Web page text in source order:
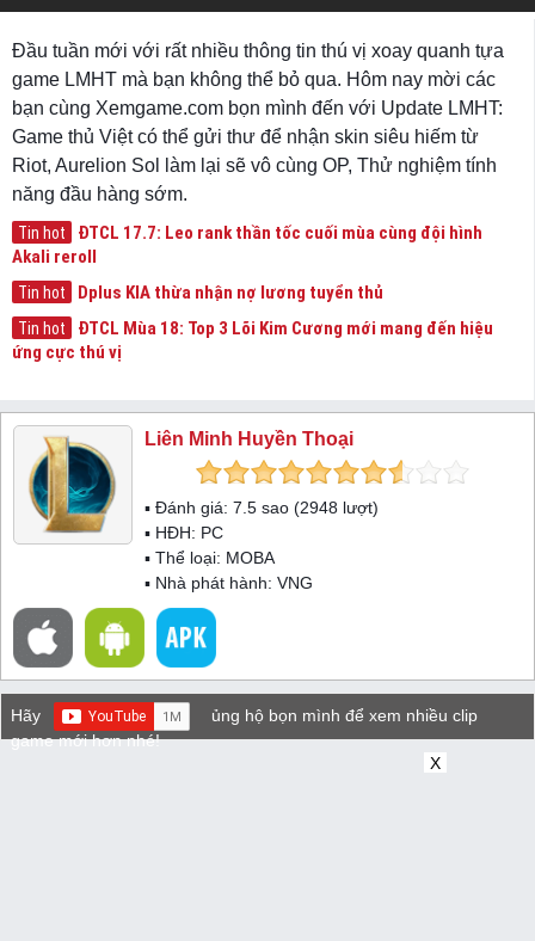
Đầu tuần mới với rất nhiều thông tin thú vị xoay quanh tựa
game LMHT mà bạn không thể bỏ qua. Hôm nay mời các
bạn cùng Xemgame.com bọn mình đến với Update LMHT:
Game thủ Việt có thể gửi thư để nhận skin siêu hiếm từ
Riot, Aurelion Sol làm lại sẽ vô cùng OP, Thử nghiệm tính
năng đầu hàng sớm.
Tin hot
ĐTCL 17.7: Leo rank thần tốc cuối mùa cùng đội hình
Akali reroll
Tin hot Dplus KIA thừa nhận nợ lương tuyển thủ
Tin hot
ĐTCL Mùa 18: Top 3 Lõi Kim Cương mới mang đến hiệu
ứng cực thú vị
Liên Minh Huyền Thoại
▪ Đánh giá: 7.5 sao (2948 lượt)
▪ HĐH: PC
▪ Thể loại: MOBA
▪ Nhà phát hành: VNG
Hãy
ủng hộ bọn mình để xem nhiều clip
game mới hơn nhé!
X